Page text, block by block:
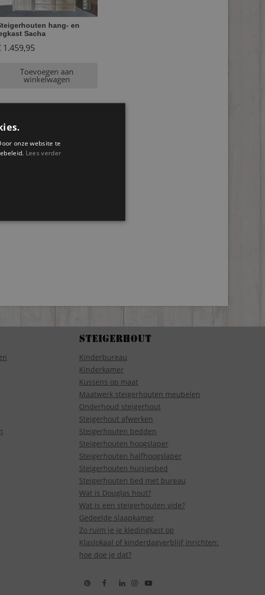
hang- en
Sacha
1.459,95
Toevoegen aan
winkelwagen
Steigerhout
Kinderbureau
Kinderkamer
Kussens op maat
Maatwerk steigerhouten meubelen
Onderhoud steigerhout
Steigerhout afwerken
Steigerhouten bedden
Steigerhouten hoogslaper
Steigerhouten halfhoogslaper
Steigerhouten huisjesbed
Steigerhouten bed met bureau
Wat is Douglas hout?
Wat is een steigerhouten vide?
Gedeelde slaapkamer
Zo ruim je je kledingkast op
Klaslokaal of kinderdagverblijf inrichten:
hoe doe je dat?
onze website te
Lees verder